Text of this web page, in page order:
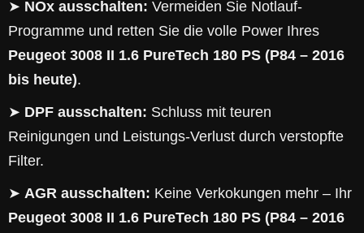
➤ NOx ausschalten: Vermeiden Sie Notlauf-
Programme und retten Sie die volle Power Ihres
Peugeot 3008 II 1.6 PureTech 180 PS (P84 – 2016
bis heute).
➤ DPF ausschalten: Schluss mit teuren
Reinigungen und Leistungs-Verlust durch verstopfte
Filter.
➤ AGR ausschalten: Keine Verkokungen mehr – Ihr
Peugeot 3008 II 1.6 PureTech 180 PS (P84 – 2016